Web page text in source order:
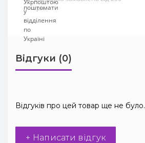
грн
Відгуки (0)
Відгуків про цей товар ще не було.
+ Написати відгук